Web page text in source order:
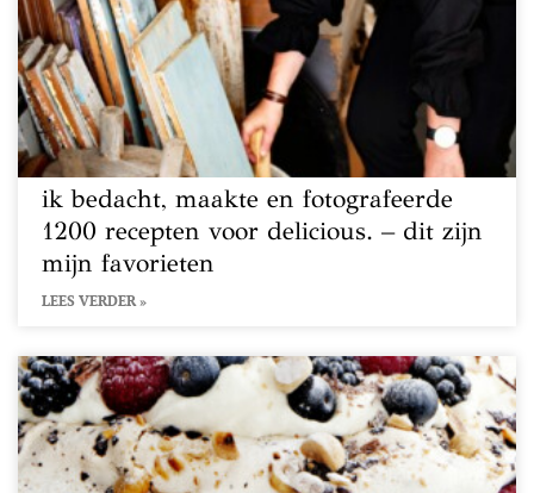
ik bedacht, maakte en fotografeerde
1200 recepten voor delicious. – dit zijn
mijn favorieten
LEES VERDER »